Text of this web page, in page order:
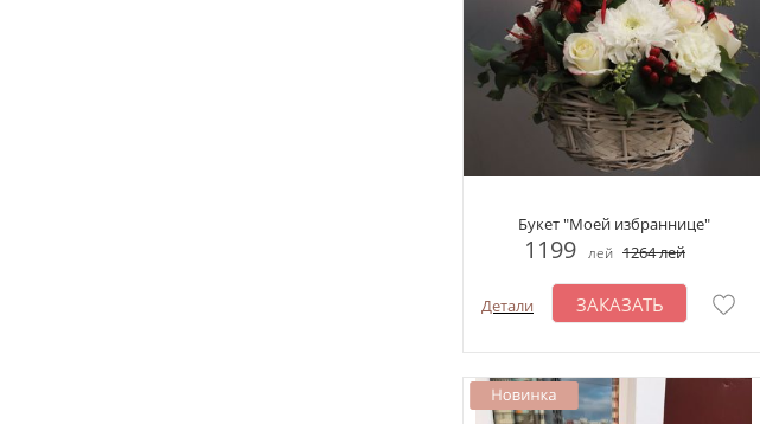
Букет "Моей избраннице"
1199 лей 1264лей
Детали ЗАКАЗАТЬ